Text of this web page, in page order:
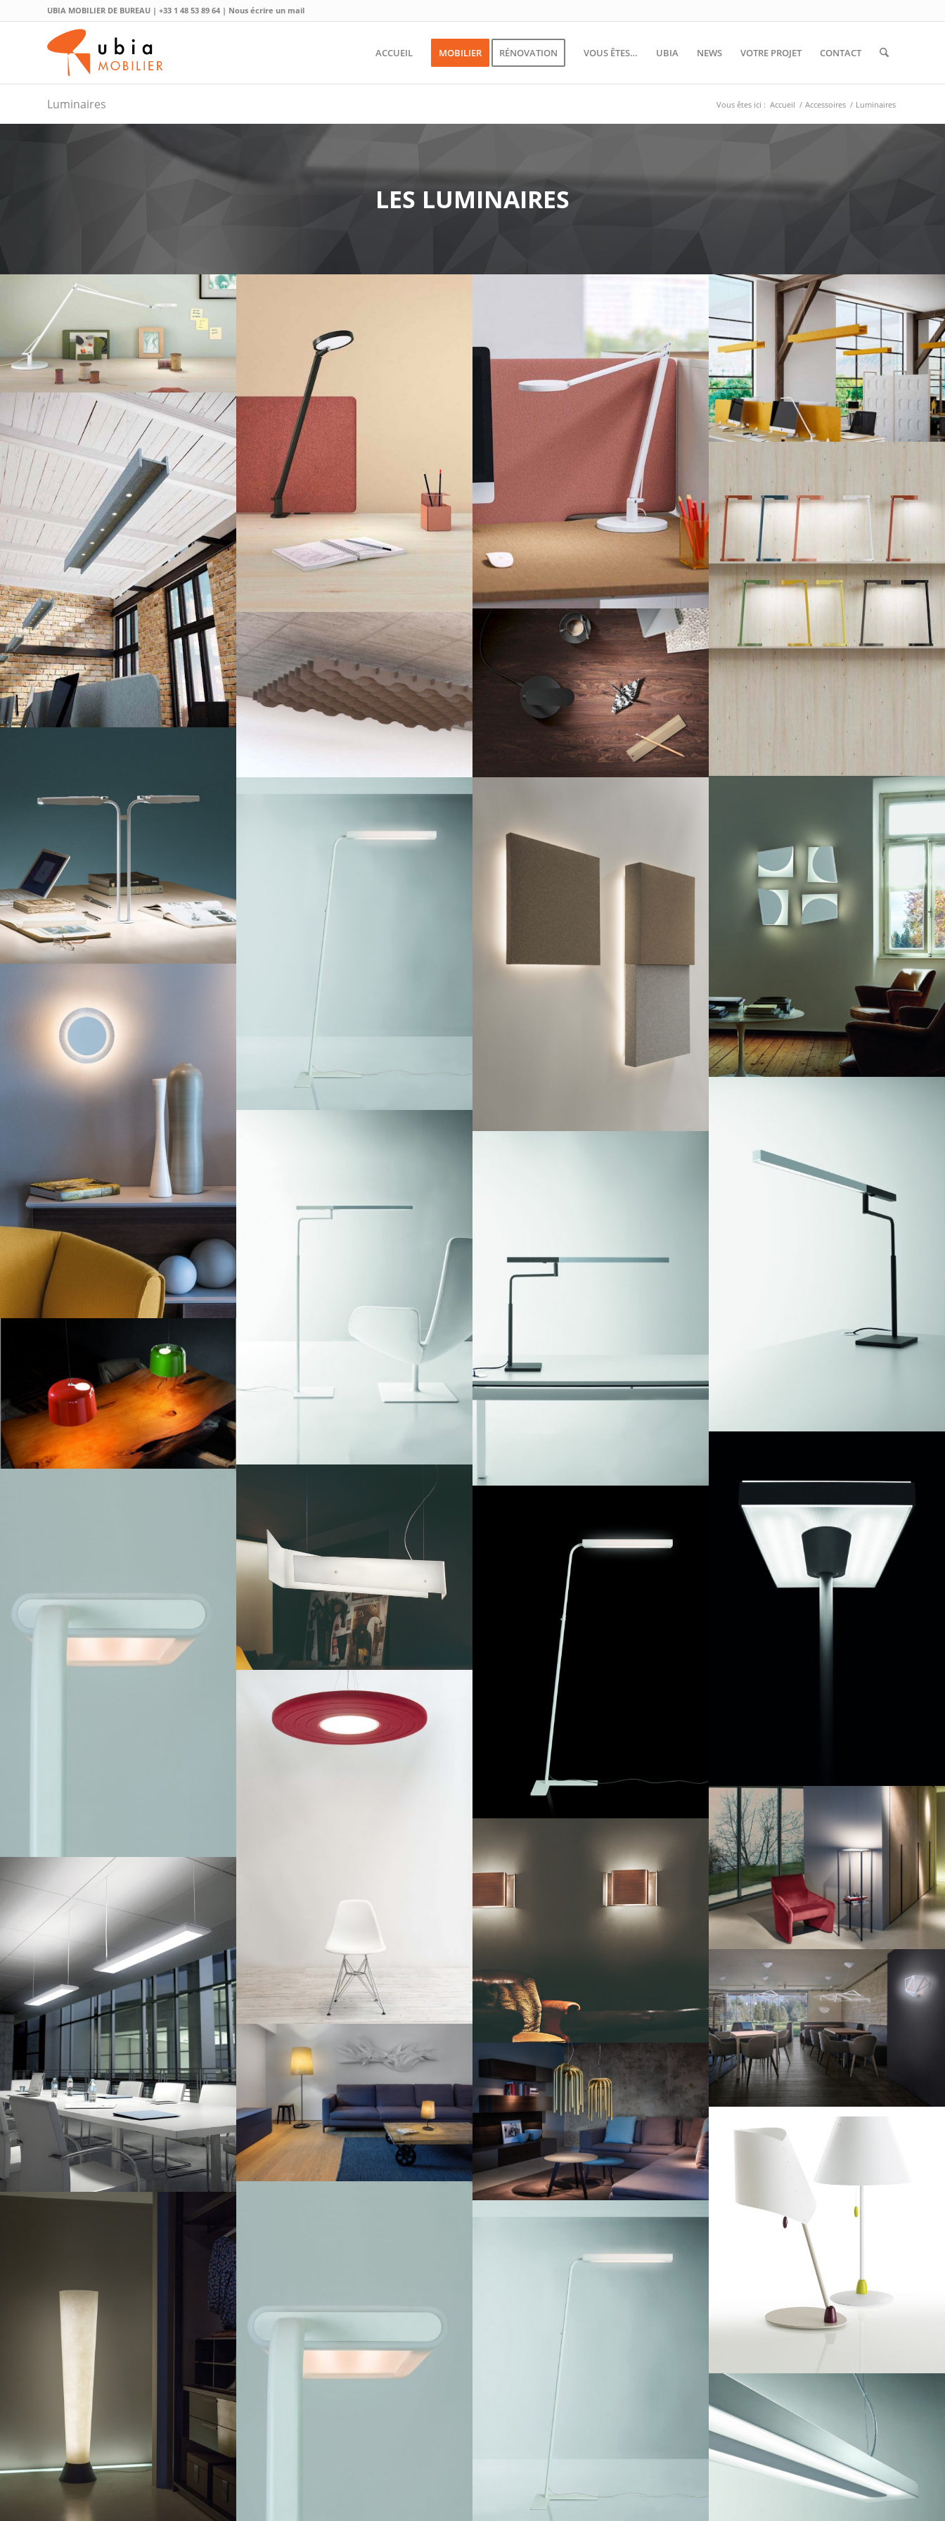
UBIA MOBILIER DE BUREAU | +33 1 48 53 89 64 | Nous écrire un mail
ACCUEIL MOBILIER RÉNOVATION VOUS ÊTES… UBIA NEWS VOTRE PROJET CONTACT
Luminaires Vous êtes ici : Accueil / Accessoires / Luminaires
LES LUMINAIRES